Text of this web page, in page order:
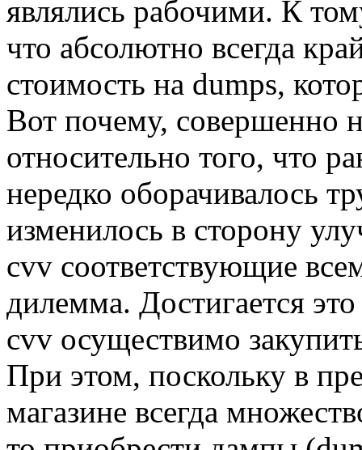
являлись рабочими. К
что абсолютно всегда
стоимость на dumps,
Вот почему, совершенно
относительно того, что
нередко оборачивалось
изменилось в сторону
cvv соответствующие
дилемма. Достигается
cvv осуществимо
При этом, поскольку в
магазине всегда